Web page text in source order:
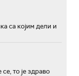
са којим дели и
то је здраво